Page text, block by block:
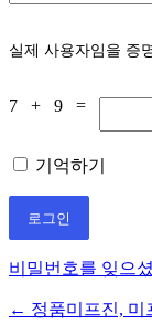
실제 사용자임을 증
7 + 9 =
기억하기
비밀번호를 잊으
← 정품미프진, 미